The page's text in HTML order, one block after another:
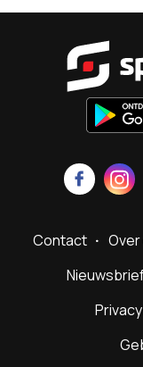
Contact